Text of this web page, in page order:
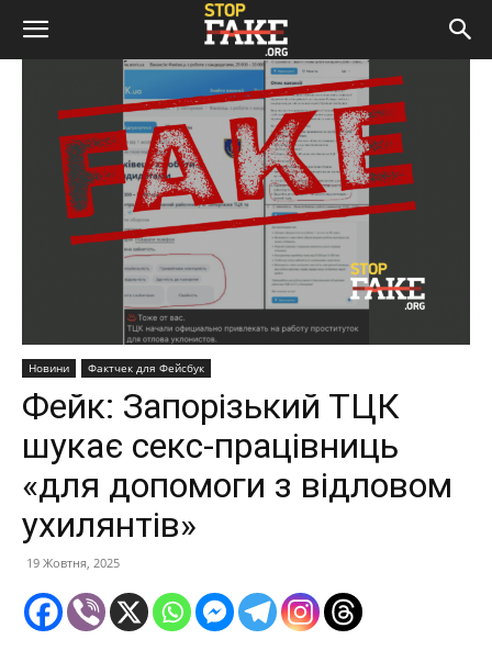
Новини Фактчек для Фейсбук
Фейк: Запорізький ТЦК
шукає секс-працівниць
«для допомоги з відловом
ухилянтів»
19 Жовтня, 2025